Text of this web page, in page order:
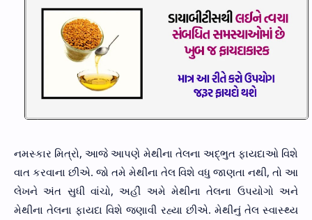
નમસ્કાર મિત્રો, આજે આપણે મેથીના તેલના અદ્ભુત ફાયદાઓ વિશે
વાત કરવાના છીએ. જો તમે મેથીના તેલ વિશે વધુ જાણતા નથી, તો આ
લેખને અંત સુધી વાંચો, અહીં અમે મેથીના તેલના ઉપયોગો અને
મેથીના તેલના ફાયદા વિશે જણાવી રહ્યા છીએ. મેથીનું તેલ સ્વાસ્થ્ય